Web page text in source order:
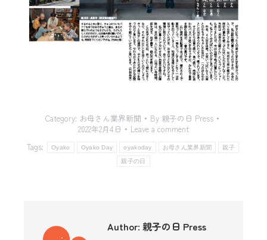
Category: お母さん業界新聞 By 親子の日 Press
2022年2月4日
Leave a comment
Tags:
Oyako Oyako Day oyakoday お母さん業界新聞 親子
親子の日
Author: 親子の日 Press